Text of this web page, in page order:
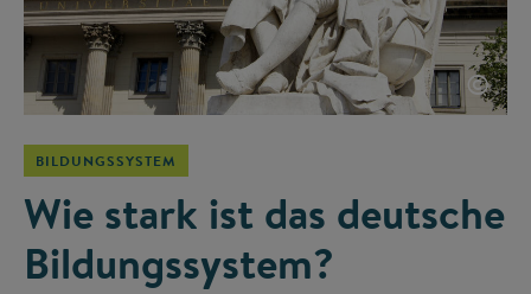
©
BILDUNGSSYSTEM
Wie stark ist das deutsche
Bildungssystem?